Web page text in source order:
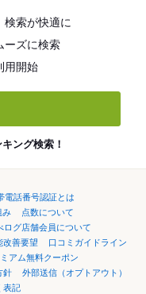
検索が快適に
ーズに検索
用開始
ング検索！
電話番号認証とは
み
点数について
ログ店舗会員について
改善要望
口コミガイドライン
アム無料クーポン
針
外部送信（オプトアウト）
表記